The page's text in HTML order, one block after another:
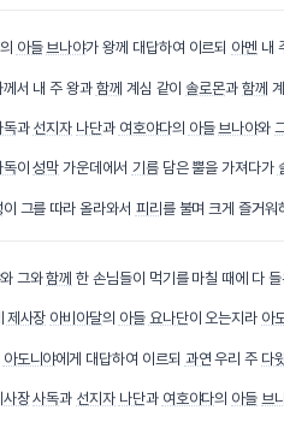
의 아들브나야가 왕께 대답하여 이르되 아멘 내
서 내 주 왕과 함께 계심 같이솔로몬과함께
독과 선지자 나단과 여호야다의 아들브나야와
독이성막 가운데에서 기름담은 뿔을 가져다가
이 그를 따라 올라와서 피리 를 불며 크게 즐거
와 그와함께 한 손님들이 먹기를 마칠 때에 다
제사장 아비아달의 아들 요나단이 오는지라 아
아도니야에게 대답하여 이르되 과연 우리 주 다윗
사장사독과 선지자 나단과 여호야다의 아들 브